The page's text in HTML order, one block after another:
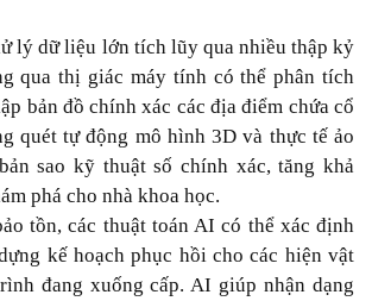
lý dữ liệu lớn tích lũy qua nhiều thập kỷ
qua thị giác máy tính có thể phân tích
bản đồ chính xác các địa điểm chứa cổ
quét tự động mô hình 3D và thực tế ảo
sao kỹ thuật số chính xác, tăng khả
phá cho nhà khoa học.
tồn, các thuật toán AI có thể xác định
kế hoạch phục hồi cho các hiện vật
đang xuống cấp. AI giúp nhận dạng